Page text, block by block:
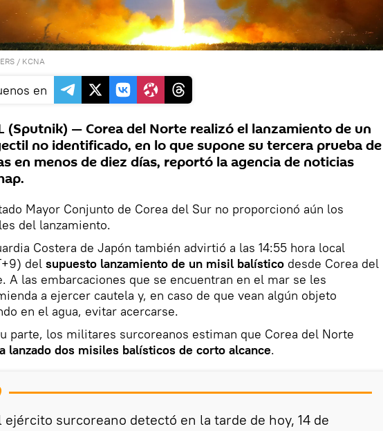
/ KCNA
en
(Sputnik) — Corea del Norte realizó el lanzamiento de un
no identificado, en lo que supone su tercera prueba de
en menos de diez días, reportó la agencia de noticias
Mayor Conjunto de Corea del Sur no proporcionó aún los
del lanzamiento.
Costera de Japón también advirtió a las 14:55 hora local
del supuesto lanzamiento de un misil balístico desde Corea del
A las embarcaciones que se encuentran en el mar se les
a ejercer cautela y, en caso de que vean algún objeto
en el agua, evitar acercarse.
parte, los militares surcoreanos estiman que Corea del Norte
lanzado dos misiles balísticos de corto alcance.
ejército surcoreano detectó en la tarde de hoy, 14 de